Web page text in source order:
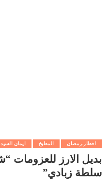
افطار-رمضان المطبخ ايمان السيد
بديل الارز للعزومات
سلطة زبادي”